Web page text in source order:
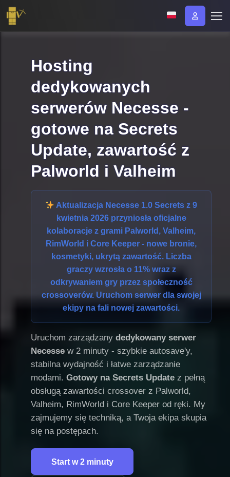
Hosting
dedykowanych
serwerów Necesse -
gotowe na Secrets
Update, zawartość z
Palworld i Valheim
Aktualizacja Necesse 1.0 Secrets z 9
kwietnia 2026przyniosła oficjalne
kolaboracje z grami Palworld, Valheim,
RimWorld i Core Keeper - nowe bronie,
kosmetyki, ukrytą zawartość. Liczba
graczy wzrosła o 11% wraz z
odkrywaniem gry przez społeczność
crossoverów. Uruchom serwer dla swojej
ekipy na fali nowej zawartości.
Uruchom zarządzany dedykowany serwer
Necesse w 2 minuty - szybkie autosave'y,
stabilna wydajność i łatwe zarządzanie
modami. Gotowy na Secrets Update z pełną
obsługą zawartości crossover z Palworld,
Valheim, RimWorld i Core Keeper od ręki. My
zajmujemy się techniką, a Twoja ekipa skupia
się na postępach.
Start w 2 minuty